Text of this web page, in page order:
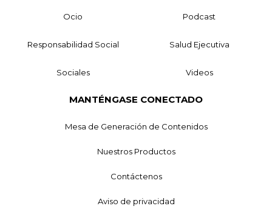
Ocio Podcast
Responsabilidad Social Salud Ejecutiva
Sociales Videos
MANTÉNGASE CONECTADO
Mesa de Generación de Contenidos
Nuestros Productos
Contáctenos
Aviso de privacidad